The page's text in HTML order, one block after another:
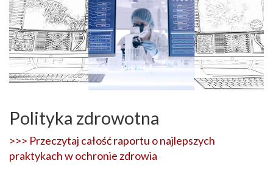
Polityka zdrowotna
>>> Przeczytaj całość raportu o najlepszych
praktykach w ochronie zdrowia